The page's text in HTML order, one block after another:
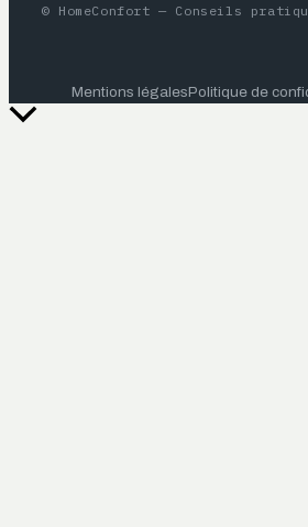
© HomeConfort — Conseils
Mentions légalesPolitique de